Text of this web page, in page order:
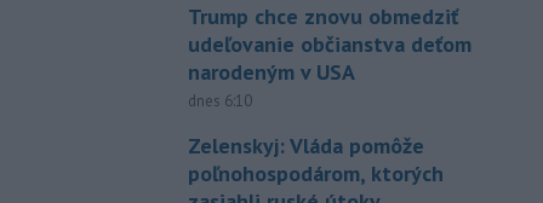
Trump chce znovu obmedziť
udeľovanie občianstva deťom
narodeným v USA
dnes 6:10
Zelenskyj: Vláda pomôže
poľnohospodárom, ktorých